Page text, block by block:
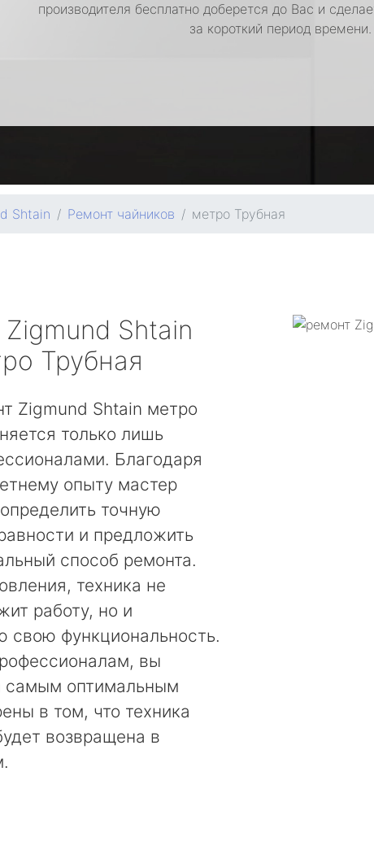
производителя бесплатно доберется до Вас и
за короткий период времени.
Shtain Ремонт чайников метро Трубная
Zigmund Shtain
Трубная
Zigmund Shtain метро
только лишь
Благодаря
опыту мастер
точную
и предложить
способ ремонта.
техника не
работу, но и
свою функциональность.
вы
самым оптимальным
в том, что техника
возвращена в